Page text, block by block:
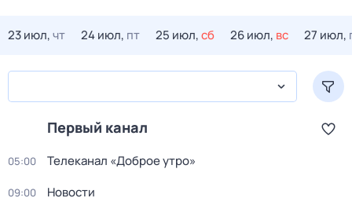
23 июл,чт 24 июл, пт 25 июл,сб 26 июл, вс 27 июл,
Первый канал
05:00 Телеканал «Доброе утро»
09:00 Новости